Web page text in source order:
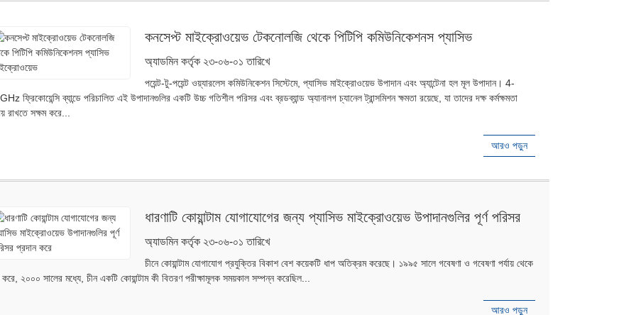
কনসেপ্ট মাইক্রোওয়েভ টেকনোলজি থেকে পিটিপি কমিউনিকেশনস প্যাসিভ
মাইক্রোওয়েভ
অ্যাডমিন কর্তৃক ২৩-০৬-০১ তারিখে
পয়েন্ট-টু-পয়েন্ট ওয়্যারলেস কমিউনিকেশন সিস্টেমে, প্যাসিভ মাইক্রোওয়েভ উপাদান এবং অ্যান্টেনা হল মূল উপাদান। 4-
ফ্রিকোয়েন্সি ব্যান্ডে পরিচালিত এই উপাদানগুলির একটি উচ্চ গতিশীল পরিসর এবং ব্রডব্যান্ড অ্যানালগ চ্যানেল ট্রান্সমিশন ক্ষমতা রয়েছে, যা তাদের দক্ষ কর্মক্ষমতা
রাখতে সক্ষম করে...
আরও পড়ুন
ধারণাটি কোয়ান্টাম যোগাযোগের জন্য প্যাসিভ মাইক্রোওয়েভ উপাদানগুলির পূর্ণ পরিসর
প্রদান করে
অ্যাডমিন কর্তৃক ২৩-০৬-০১ তারিখে
চীনে কোয়ান্টাম যোগাযোগ প্রযুক্তির বিকাশ বেশ কয়েকটি ধাপ অতিক্রম করেছে। ১৯৯৫ সালে গবেষণা ও গবেষণা পর্যায় থেকে
২০০০ সালের মধ্যে, চীন একটি কোয়ান্টাম কী বিতরণ পরীক্ষামূলক সময়কাল সম্পন্ন করেছিল...
আরও পড়ুন